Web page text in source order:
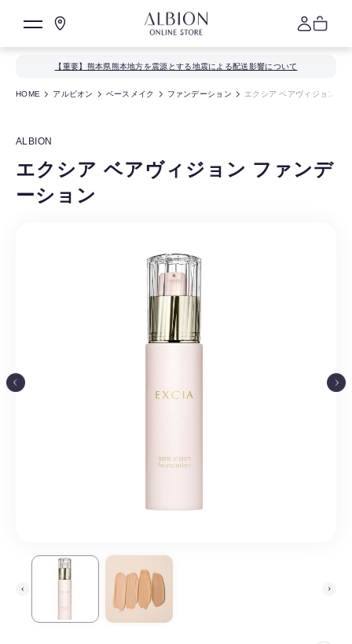
【重要】熊本県熊本地方を震源とする地震による配送影響について
HOME アルビオン ベースメイク ファンデーション エクシア ベアヴィジョン フ
ALBION
エクシア ベアヴィジョン ファンデ
ーション